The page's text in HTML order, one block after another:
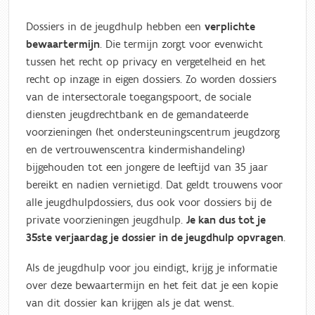
Dossiers in de jeugdhulp hebben een verplichte
bewaartermijn. Die termijn zorgt voor evenwicht
tussen het recht op privacy en vergetelheid en het
recht op inzage in eigen dossiers. Zo worden dossiers
van de intersectorale toegangspoort, de sociale
diensten jeugdrechtbank en de gemandateerde
voorzieningen (het ondersteuningscentrum jeugdzorg
en de vertrouwenscentra kindermishandeling)
bijgehouden tot een jongere de leeftijd van 35 jaar
bereikt en nadien vernietigd. Dat geldt trouwens voor
alle jeugdhulpdossiers, dus ook voor dossiers bij de
private voorzieningen jeugdhulp. Je kan dus tot je
35ste verjaardag je dossier in de jeugdhulp opvragen.
Als de jeugdhulp voor jou eindigt, krijg je informatie
over deze bewaartermijn en het feit dat je een kopie
van dit dossier kan krijgen als je dat wenst.